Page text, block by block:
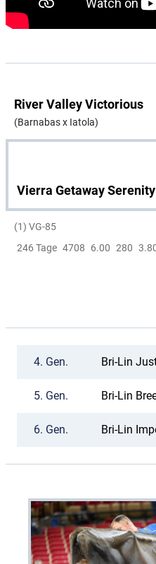
River Valley Victorious
(Barnabas x Iatola)
Vierra Getaway Serenity
(1) VG-85
246 Tage 4708 6.00 280
4. Gen. Bri-Lin
5. Gen. Bri-Lin
6. Gen. Bri-Lin